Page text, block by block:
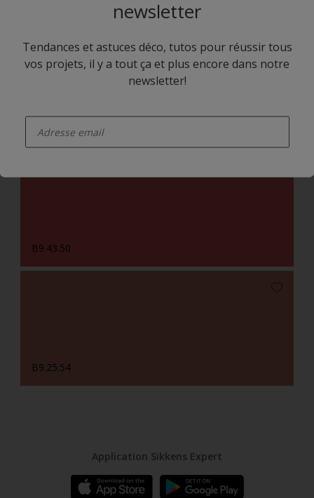
B7.04.83
B9.43.50
B9.25.54
newsletter
Tendances et astuces déco, tutos pour réussir tous
vos projets, il y a tout ça et plus encore dans notre
newsletter!
Application Sikkens Expert